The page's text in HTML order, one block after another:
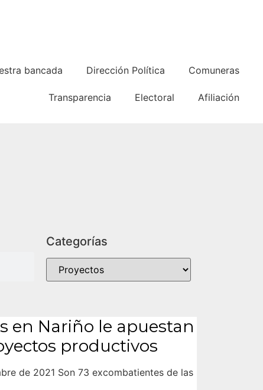
bancada Dirección Política Comuneras
Transparencia Electoral Afiliación
Categorías
en Nariño le apuestan
productivos
de 2021 Son 73 excombatientes de las